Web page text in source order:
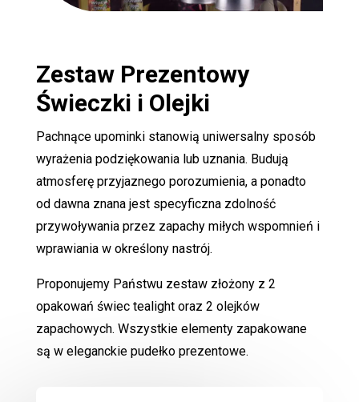
Zestaw Prezentowy
Świeczki i Olejki
Pachnące upominki stanowią uniwersalny sposób
wyrażenia podziękowania lub uznania. Budują
atmosferę przyjaznego porozumienia, a ponadto
od dawna znana jest specyficzna zdolność
przywoływania przez zapachy miłych wspomnień i
wprawiania w określony nastrój.
Proponujemy Państwu zestaw złożony z 2
opakowań świec tealight oraz 2 olejków
zapachowych. Wszystkie elementy zapakowane
są w eleganckie pudełko prezentowe.